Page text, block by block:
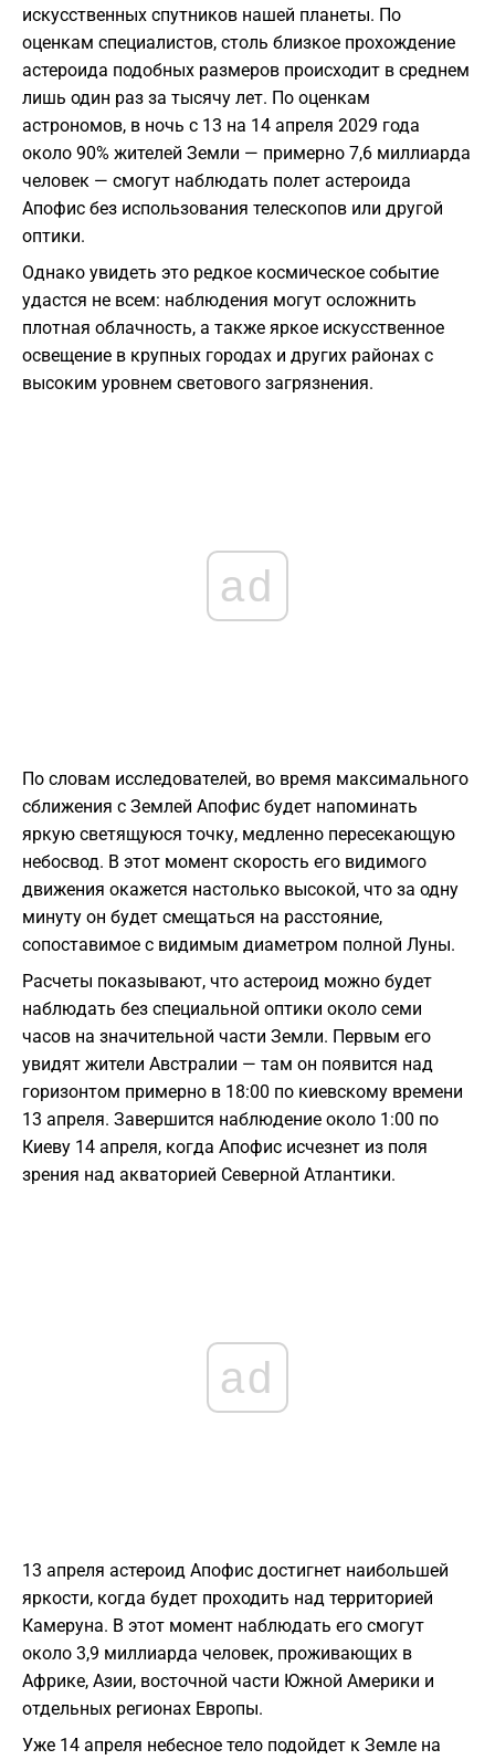
искусственных спутников нашей планеты. По
оценкам специалистов, столь близкое прохождение
астероида подобных размеров происходит в среднем
лишь один раз за тысячу лет. По оценкам
астрономов, в ночь с 13 на 14 апреля 2029 года
около 90% жителей Земли — примерно 7,6 миллиарда
человек — смогут наблюдать полет астероида
Апофис без использования телескопов или другой
оптики.
Однако увидеть это редкое космическое событие
удастся не всем: наблюдения могут осложнить
плотная облачность, а также яркое искусственное
освещение в крупных городах и других районах с
высоким уровнем светового загрязнения.
ad
По словам исследователей, во время максимального
сближения с Землей Апофис будет напоминать
яркую светящуюся точку, медленно пересекающую
небосвод. В этот момент скорость его видимого
движения окажется настолько высокой, что за одну
минуту он будет смещаться на расстояние,
сопоставимое с видимым диаметром полной Луны.
Расчеты показывают, что астероид можно будет
наблюдать без специальной оптики около семи
часов на значительной части Земли. Первым его
увидят жители Австралии — там он появится над
горизонтом примерно в 18:00 по киевскому времени
13 апреля. Завершится наблюдение около 1:00 по
Киеву 14 апреля, когда Апофис исчезнет из поля
зрения над акваторией Северной Атлантики.
ad
13 апреля астероид Апофис достигнет наибольшей
яркости, когда будет проходить над территорией
Камеруна. В этот момент наблюдать его смогут
около 3,9 миллиарда человек, проживающих в
Африке, Азии, восточной части Южной Америки и
отдельных регионах Европы.
Уже 14 апреля небесное тело подойдет к Земле на